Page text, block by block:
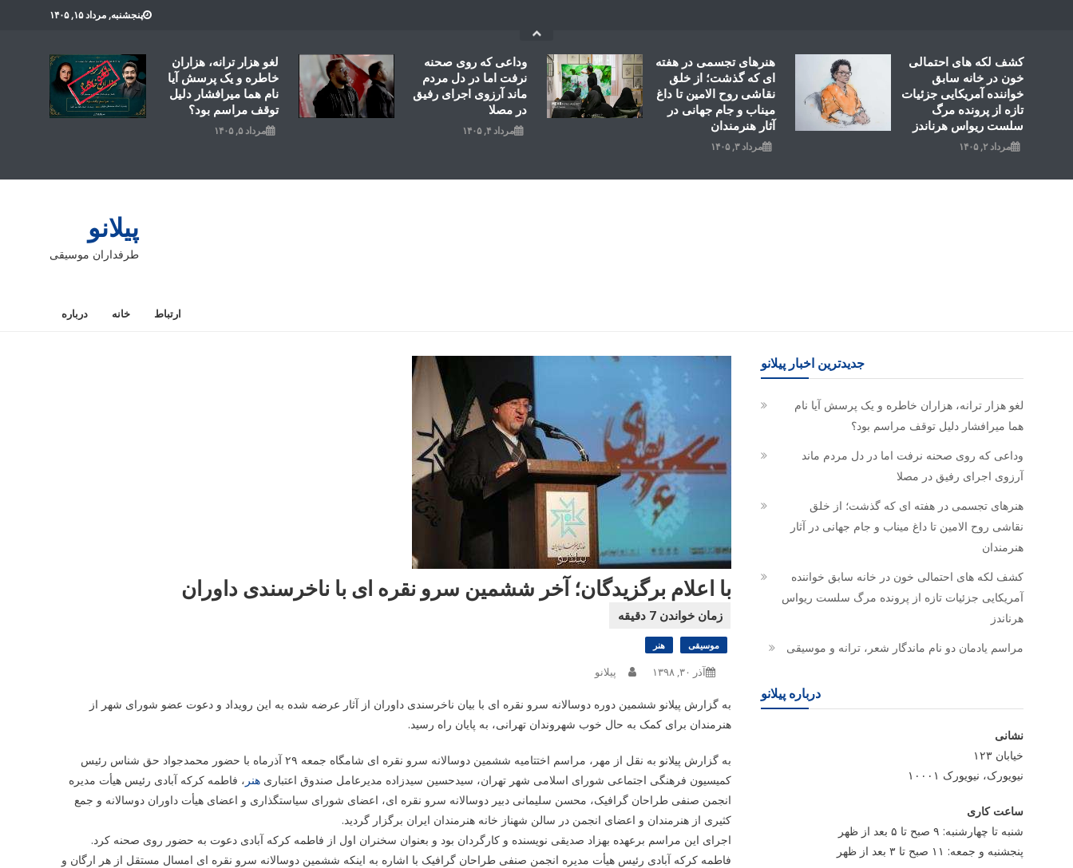
پنجشنبه, مرداد ۱۵, ۱۴۰۵
لغو هزار ترانه، هزاران
خاطره و یک پرسش آیا
نام هما میرافشار دلیل
توقف مراسم بود؟
مرداد ۵, ۱۴۰۵
وداعی که روی صحنه
نرفت اما در دل مردم
ماند آرزوی اجرای رفیق
در مصلا
مرداد ۴, ۱۴۰۵
هنرهای تجسمی در هفته
ای که گذشت؛ از خلق
نقاشی روح الامین تا داغ
میناب و جام جهانی در
آثار هنرمندان
مرداد ۳, ۱۴۰۵
کشف لکه های احتمالی
خون در خانه سابق
خواننده آمریکایی جزئیات
تازه از پرونده مرگ
سلست ریواس هرناندز
مرداد ۲, ۱۴۰۵
پیلانو
طرفداران موسیقی
ارتباط خانه درباره
با اعلام برگزیدگان؛ آخر ششمین سرو نقره ای با ناخرسندی داوران
موسیقی هنر
آذر ۳۰, ۱۳۹۸ پیلانو
به گزارش پیلانو ششمین دوره دوسالانه سرو نقره ای با بیان ناخرسندی داوران از آثار عرضه شده به این رویداد و دعوت عضو شورای شهر از
هنرمندان برای کمک به حال خوب شهروندان تهرانی، به پایان راه رسید.
به گزارش پیلانو به نقل از مهر، مراسم اختتامیه ششمین دوسالانه سرو نقره ای شامگاه جمعه ۲۹ آذرماه با حضور محمدجواد حق شناس رئیس
کمیسیون فرهنگی اجتماعی شورای اسلامی شهر تهران، سیدحسین سیدزاده مدیرعامل صندوق اعتباری هنر ، فاطمه کرکه آبادی رئیس هیأت مدیره
انجمن صنفی طراحان گرافیک، محسن سلیمانی دبیر دوسالانه سرو نقره ای، اعضای شورای سیاستگذاری و اعضای هیأت داوران دوسالانه و جمع
کثیری از هنرمندان و اعضای انجمن در سالن شهناز خانه هنرمندان ایران برگزار گردید.
اجرای این مراسم برعهده بهزاد صدیقی نویسنده و کارگردان بود و بعنوان سخنران اول از فاطمه کرکه آبادی دعوت به حضور روی صحنه کرد.
فاطمه کرکه آبادی رئیس هیأت مدیره انجمن صنفی طراحان گرافیک با اشاره به اینکه ششمین دوسالانه سرو نقره ای امسال مستقل از هر ارگان و
جدیدترین اخبار پیلانو
لغو هزار ترانه، هزاران خاطره و یک پرسش آیا نام
هما میرافشار دلیل توقف مراسم بود؟
وداعی که روی صحنه نرفت اما در دل مردم ماند
آرزوی اجرای رفیق در مصلا
هنرهای تجسمی در هفته ای که گذشت؛ از خلق
نقاشی روح الامین تا داغ میناب و جام جهانی در آثار
هنرمندان
کشف لکه های احتمالی خون در خانه سابق خواننده
آمریکایی جزئیات تازه از پرونده مرگ سلست ریواس
هرناندز
مراسم یادمان دو نام ماندگار شعر، ترانه و موسیقی
درباره پیلانو
نشانی
خیابان ۱۲۳
نیویورک، نیویورک ۱۰۰۰۱
ساعت کاری
شنبه تا چهارشنبه: ۹ صبح تا ۵ بعد از ظهر
پنجشنبه و جمعه: ۱۱ صبح تا ۳ بعد از ظهر